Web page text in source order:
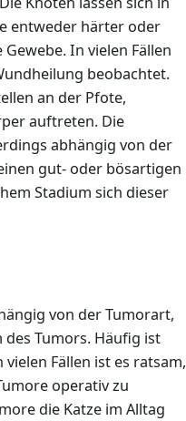
entweder härter oder
In vielen Fällen
beobachtet.
an der Pfote,
auftreten. Die
abhängig von der
gut- oder bösartigen
Stadium sich dieser
von der Tumorart,
Tumors. Häufig ist
Fällen ist es ratsam,
operativ zu
die Katze im Alltag